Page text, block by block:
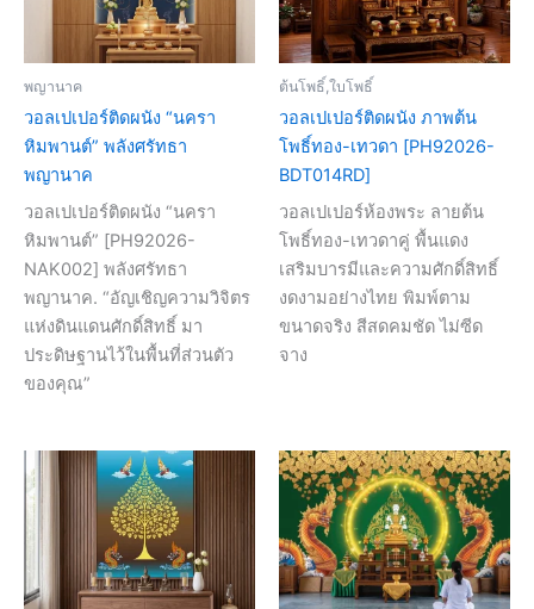
พญานาค
วอลเปเปอร์ติดผนัง “นครา
หิมพานต์” พลังศรัทธา
พญานาค
วอลเปเปอร์ติดผนัง “นครา
หิมพานต์” [PH92026-
NAK002] พลังศรัทธา
พญานาค. “อัญเชิญความวิจิตร
แห่งดินแดนศักดิ์สิทธิ์ มา
ประดิษฐานไว้ในพื้นที่ส่วนตัว
ของคุณ”
ต้นโพธิ์,ใบโพธิ์
วอลเปเปอร์ติดผนัง ภาพต้น
โพธิ์ทอง-เทวดา [PH92026-
BDT014RD]
วอลเปเปอร์ห้องพระ ลายต้น
โพธิ์ทอง-เทวดาคู่ พื้นแดง
เสริมบารมีและความศักดิ์สิทธิ์
งดงามอย่างไทย พิมพ์ตาม
ขนาดจริง สีสดคมชัด ไม่ซีด
จาง